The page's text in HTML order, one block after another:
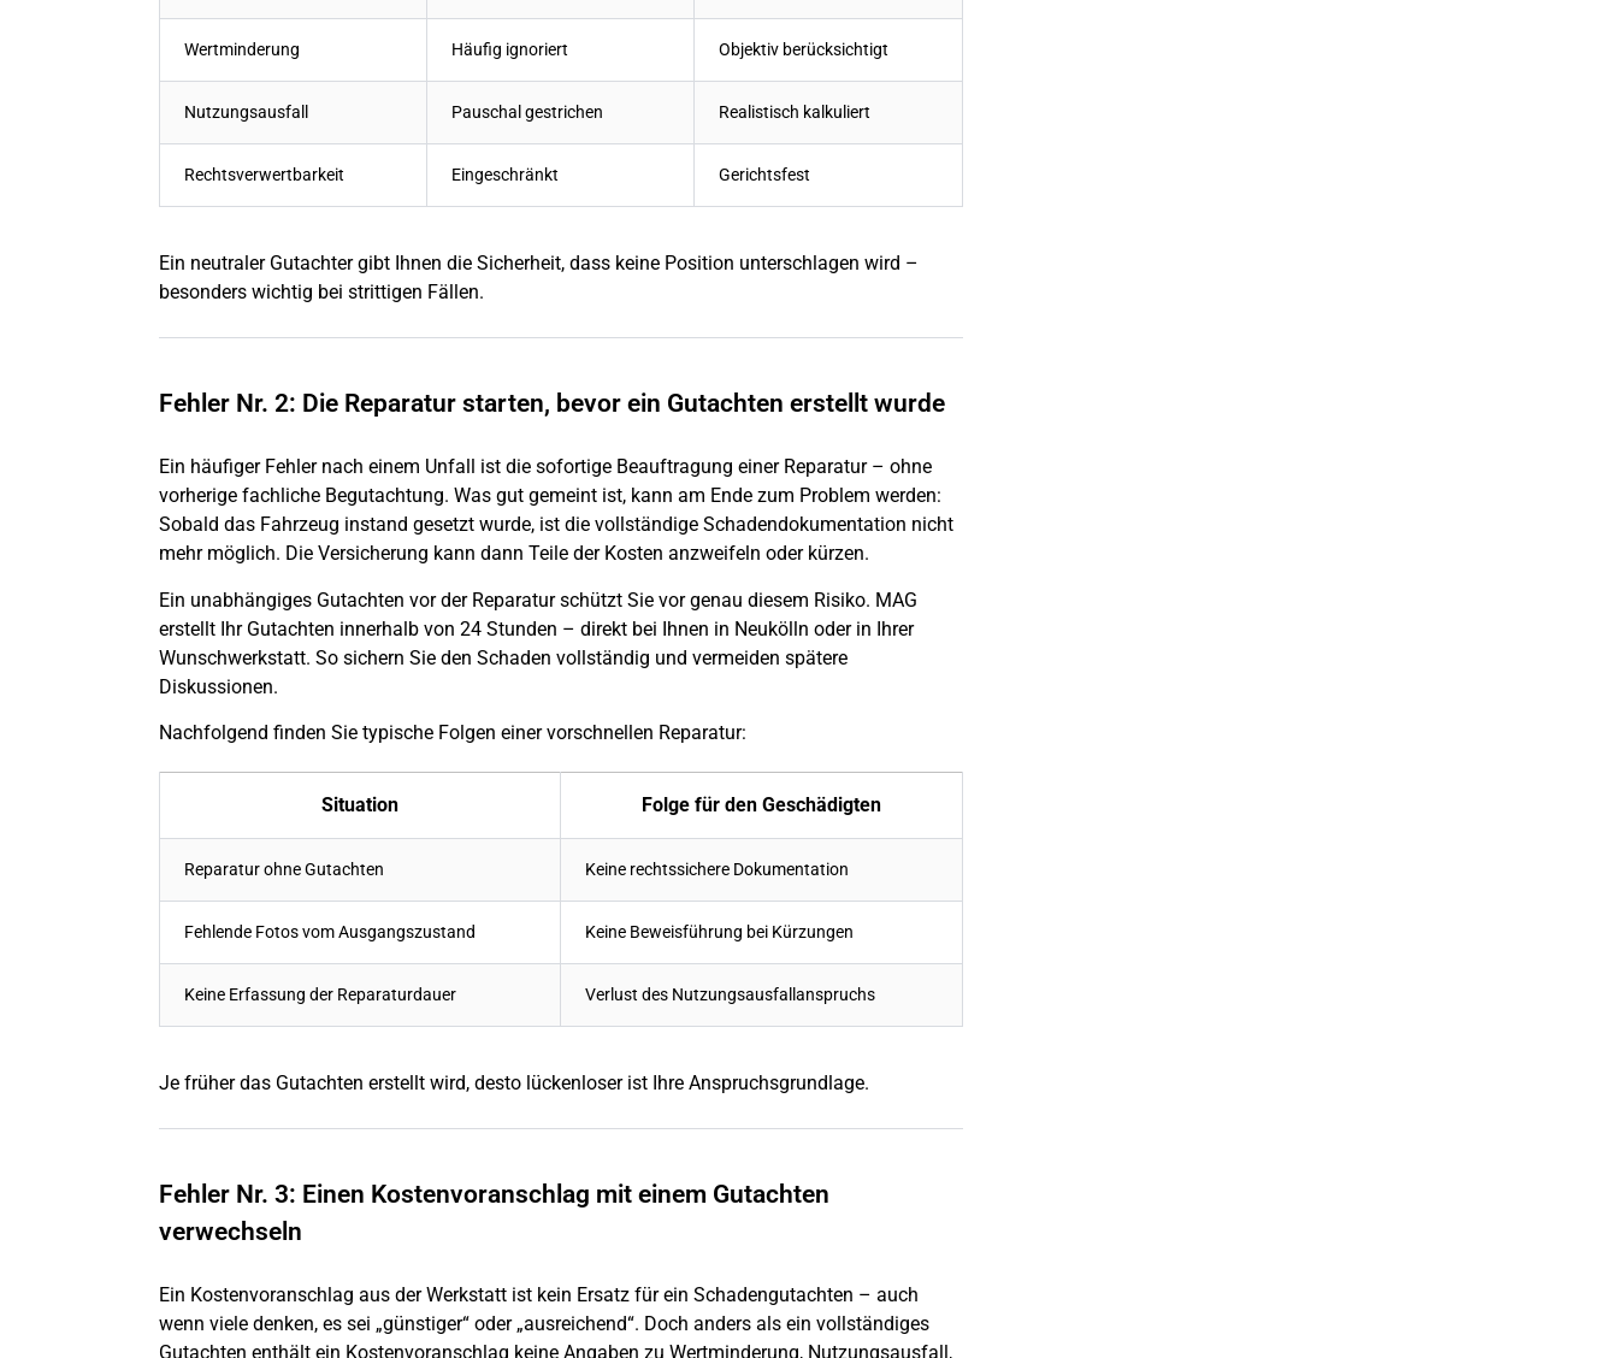
Wertminderung Häufig ignoriert Objektiv berücksichtigt
Nutzungsausfall Pauschal gestrichen Realistisch kalkuliert
Rechtsverwertbarkeit Eingeschränkt Gerichtsfest
Ein neutraler Gutachter gibt Ihnen die Sicherheit, dass keine Position unterschlagen wird –
besonders wichtig bei strittigen Fällen.
Fehler Nr. 2: Die Reparatur starten, bevor ein Gutachten erstellt wurde
Ein häufiger Fehler nach einem Unfall ist die sofortige Beauftragung einer Reparatur – ohne
vorherige fachliche Begutachtung. Was gut gemeint ist, kann am Ende zum Problem werden:
Sobald das Fahrzeug instand gesetzt wurde, ist die vollständige Schadendokumentation nicht
mehr möglich. Die Versicherung kann dann Teile der Kosten anzweifeln oder kürzen.
Ein unabhängiges Gutachten vor der Reparatur schützt Sie vor genau diesem Risiko. MAG
erstellt Ihr Gutachten innerhalb von 24 Stunden – direkt bei Ihnen in Neukölln oder in Ihrer
Wunschwerkstatt. So sichern Sie den Schaden vollständig und vermeiden spätere
Diskussionen.
Nachfolgend finden Sie typische Folgen einer vorschnellen Reparatur:
Situation Folge für den Geschädigten
Reparatur ohne Gutachten Keine rechtssichere Dokumentation
Fehlende Fotos vom Ausgangszustand Keine Beweisführung bei Kürzungen
Keine Erfassung der Reparaturdauer Verlust des Nutzungsausfallanspruchs
Je früher das Gutachten erstellt wird, desto lückenloser ist Ihre Anspruchsgrundlage.
Fehler Nr. 3: Einen Kostenvoranschlag mit einem Gutachten
verwechseln
Ein Kostenvoranschlag aus der Werkstatt ist kein Ersatz für ein Schadengutachten – auch
wenn viele denken, es sei „günstiger“ oder „ausreichend“. Doch anders als ein vollständiges
Gutachten enthält ein Kostenvoranschlag keine Angaben zu Wertminderung, Nutzungsausfall,